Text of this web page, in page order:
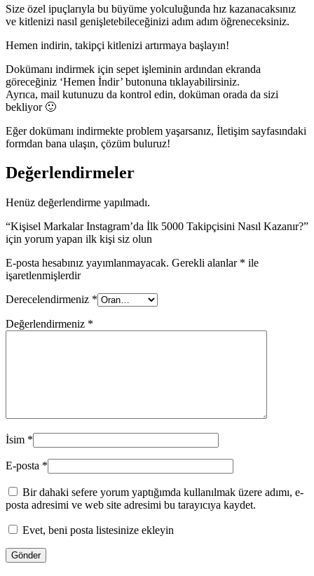
Size özel ipuçlarıyla bu büyüme yolculuğunda hız kazanacaksınız
ve kitlenizi nasıl genişletebileceğinizi adım adım öğreneceksiniz.
Hemen indirin, takipçi kitlenizi artırmaya başlayın!
Dokümanı indirmek için sepet işleminin ardından ekranda
göreceğiniz ‘Hemen İndir’ butonuna tıklayabilirsiniz.
Ayrıca, mail kutunuzu da kontrol edin, doküman orada da sizi
bekliyor 🙂
Eğer dokümanı indirmekte problem yaşarsanız, İletişim sayfasındaki
formdan bana ulaşın, çözüm buluruz!
Değerlendirmeler
Henüz değerlendirme yapılmadı.
“Kişisel Markalar Instagram’da İlk 5000 Takipçisini Nasıl Kazanır?”
için yorum yapan ilk kişi siz olun
E-posta hesabınız yayımlanmayacak. Gerekli alanlar * ile
işaretlenmişlerdir
Derecelendirmeniz *
Değerlendirmeniz *
İsim *
E-posta *
Bir dahaki sefere yorum yaptığımda kullanılmak üzere adımı, e-
posta adresimi ve web site adresimi bu tarayıcıya kaydet.
Evet, beni posta listesinize ekleyin